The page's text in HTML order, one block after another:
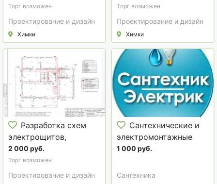
офисов, магазинов.
Торг возможен
Проектирование и дизайн
Химки
однолинейных схем
электроснабжения
Торг возможен
Проектирование и дизайн
Химки
Разработка схем
электрощитов,
однолинейных схем
электроснабжения
2 000 руб.
Торг возможен
Проектирование и дизайн
Сантехнические и
электромонтажные
работы, мастер
1 000 руб.
Сантехника